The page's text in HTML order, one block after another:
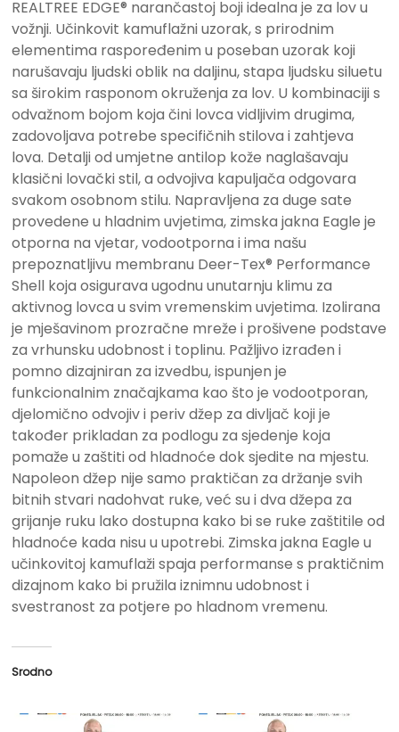
REALTREE EDGE® narančastoj boji idealna je za lov u
vožnji. Učinkovit kamuflažni uzorak, s prirodnim
elementima raspoređenim u poseban uzorak koji
narušavaju ljudski oblik na daljinu, stapa ljudsku siluetu
sa širokim rasponom okruženja za lov. U kombinaciji s
odvažnom bojom koja čini lovca vidljivim drugima,
zadovoljava potrebe specifičnih stilova i zahtjeva
lova. Detalji od umjetne antilop kože naglašavaju
klasični lovački stil, a odvojiva kapuljača odgovara
svakom osobnom stilu. Napravljena za duge sate
provedene u hladnim uvjetima, zimska jakna Eagle je
otporna na vjetar, vodootporna i ima našu
prepoznatljivu membranu Deer-Tex® Performance
Shell koja osigurava ugodnu unutarnju klimu za
aktivnog lovca u svim vremenskim uvjetima. Izolirana
je mješavinom prozračne mreže i prošivene podstave
za vrhunsku udobnost i toplinu. Pažljivo izrađen i
pomno dizajniran za izvedbu, ispunjen je
funkcionalnim značajkama kao što je vodootporan,
djelomično odvojiv i periv džep za divljač ​​koji je
također prikladan za podlogu za sjedenje koja
pomaže u zaštiti od hladnoće dok sjedite na mjestu.
Napoleon džep nije samo praktičan za držanje svih
bitnih stvari nadohvat ruke, već su i dva džepa za
grijanje ruku lako dostupna kako bi se ruke zaštitile od
hladnoće kada nisu u upotrebi. Zimska jakna Eagle u
učinkovitoj kamuflaži spaja performanse s praktičnim
dizajnom kako bi pružila iznimnu udobnost i
svestranost za potjere po hladnom vremenu.
Srodno